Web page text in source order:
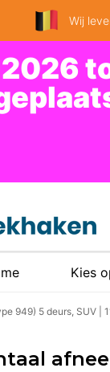
Wij
Kies
949) 5 deurs, SUV |